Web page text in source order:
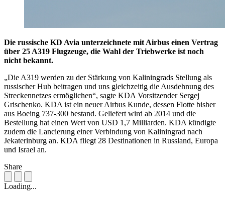
Die russische KD Avia unterzeichnete mit Airbus einen Vertrag
über 25 A319 Flugzeuge, die Wahl der Triebwerke ist noch
nicht bekannt.
„Die A319 werden zu der Stärkung von Kaliningrads Stellung als
russischer Hub beitragen und uns gleichzeitig die Ausdehnung des
Streckennetzes ermöglichen“, sagte KDA Vorsitzender Sergej
Grischenko. KDA ist ein neuer Airbus Kunde, dessen Flotte bisher
aus Boeing 737-300 bestand. Geliefert wird ab 2014 und die
Bestellung hat einen Wert von USD 1,7 Milliarden. KDA kündigte
zudem die Lancierung einer Verbindung von Kaliningrad nach
Jekaterinburg an. KDA fliegt 28 Destinationen in Russland, Europa
und Israel an.
Share
Loading...